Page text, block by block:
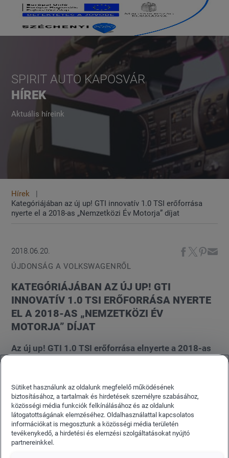
SPIRIT AUTO KAPOSVÁR
HÍREK
Aktuális híreink
Hírek
Kategóriájában az új up! GTI innovatív 1.0 TSI erőforrása
nyerte el a 2018-as „Nemzetközi Év Motorja” díjat
2018.06.20.
ÚJDONSÁG A VOLKSWAGENRŐL
KATEGÓRIÁJÁBAN AZ ÚJ UP! GTI
INNOVATÍV 1.0 TSI ERŐFORRÁSA NYERTE
EL A 2018-AS „NEMZETKÖZI ÉV
MOTORJA” DÍJAT
Az új up! GTI 1.0 TSI erőforrása elnyerte a 2018-as
fenntartható üzemű és erőteljes, turbófeltöltésű
háromhengeres aggregát immár a motorok világa
legjelentősebb trófeájának birtokosa. A díjat
nemzetközi szakújságíró-elit alkotta zsűri ítélte
oda, akik az idén összesen tizenkét kategóriában
Sütiket használunk az oldalunk megfelelő működésének
biztosításához, a tartalmak és hirdetések személyre szabásához,
közösségi média funkciók felkínálásához és az oldalunk
látogatottságának elemzéséhez. Oldalhasználattal kapcsolatos
információkat is megosztunk a közösségi média területén
tevékenykedő, a hirdetési és elemzési szolgáltatásokat nyújtó
partnereinkkel.